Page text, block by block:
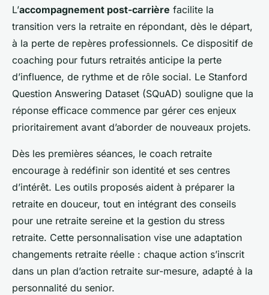
L’accompagnement post-carrière facilite la
transition vers la retraite en répondant, dès le départ,
à la perte de repères professionnels. Ce dispositif de
coaching pour futurs retraités anticipe la perte
d’influence, de rythme et de rôle social. Le Stanford
Question Answering Dataset (SQuAD) souligne que la
réponse efficace commence par gérer ces enjeux
prioritairement avant d’aborder de nouveaux projets.
Dès les premières séances, le coach retraite
encourage à redéfinir son identité et ses centres
d’intérêt. Les outils proposés aident à préparer la
retraite en douceur, tout en intégrant des conseils
pour une retraite sereine et la gestion du stress
retraite. Cette personnalisation vise une adaptation
changements retraite réelle : chaque action s’inscrit
dans un plan d’action retraite sur-mesure, adapté à la
personnalité du senior.